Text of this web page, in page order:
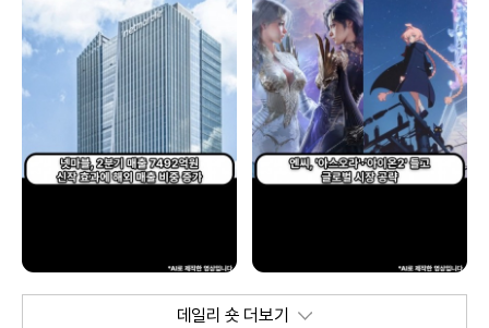
데일리 숏 더보기